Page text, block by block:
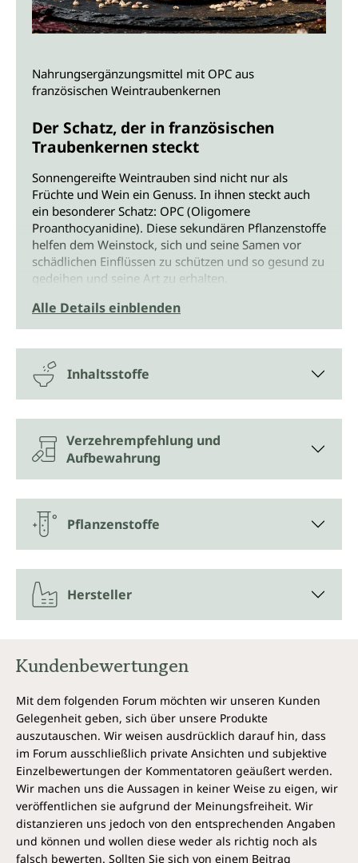
Nahrungsergänzungsmittel mit OPC aus
französischen Weintraubenkernen
Der Schatz, der in französischen
Traubenkernen steckt
Sonnengereifte Weintrauben sind nicht nur als
Früchte und Wein ein Genuss. In ihnen steckt auch
ein besonderer Schatz: OPC (Oligomere
Proanthocyanidine). Diese sekundären Pflanzenstoffe
helfen dem Weinstock, sich und seine Samen vor
schädlichen Einflüssen zu schützen und so gesund zu
gedeihen und seine Art zu erhalten.
OPC Ultra 65 % OPC von Unimedica ist hochdosiert
und enthält je Kapsel 500 mg Traubenkernextrakt mit
65 % reinem OPC. Die veganen Kapseln enthalten
nur naturreinen Traubenkernextrakt umhüllt von
Zellulose als pflanzliche Kapselhülle.
Wie kommen die OPC in die Kapsel?
Für die OPC-Ultra-65 %-OPC-Kapseln von Unimedica
werden französische Weintraubenkerne verwendet.
Durch schonende Wasserextraktion wird der
Traubenkernextrakt gewonnen. Das sanfte
Extraktionsverfahren sorgt dafür, dass die wertvollen
Inhaltsstoffe der sonnenverwöhnten französischen
Weintrauben weitestgehend erhalten bleiben. Auf
diese Weise kann der sehr hohe Gehalt an OPC von
65 % erreicht werden.
Was hat es mit OPC auf sich?
Diese sekundären Pflanzenstoffe gehören zu den
aber helfen auch bei der Abwehr von Parasiten und
dem Standhalten gegenüber besonderen
klimatischen Bedingungen. OPC-Ultra-Kapseln von
Unimedica enthalten diesen natürlichen Abwehrstoff
der Pflanzen.
Gibt es OPC nur in Weintrauben?
OPC finden sich in den Schalen und Kernen roter
Trauben, aber ebenso in den roten Erdnuss-
Alle Details einblenden
Inhaltsstoffe
Verzehrempfehlung und
Aufbewahrung
Pflanzenstoffe
Hersteller
Kundenbewertungen
Mit dem folgenden Forum möchten wir unseren Kunden
Gelegenheit geben, sich über unsere Produkte
auszutauschen. Wir weisen ausdrücklich darauf hin, dass
im Forum ausschließlich private Ansichten und subjektive
Einzelbewertungen der Kommentatoren geäußert werden.
Wir machen uns die Aussagen in keiner Weise zu eigen, wir
veröffentlichen sie aufgrund der Meinungsfreiheit. Wir
distanzieren uns jedoch von den entsprechenden Angaben
und können und wollen diese weder als richtig noch als
falsch bewerten. Sollten Sie sich von einem Beitrag